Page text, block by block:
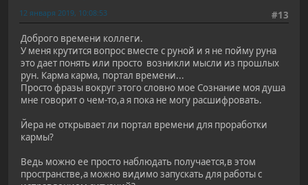
#13
12 января 2019, 10:08:53
Доброго времени коллеги.
У меня крутится вопрос вместе с руной и я не пойму руна
это дает понять или просто возникли мысли из прошлых
рун. Карма карма, портал времени...
Просто фразы вокруг этого словно мое Сознание моя душа
мне говорит о чем-то,а я пока не могу расшифровать.
Йера не открывает ли портал времени для проработки
кармы?
Ведь можно ее просто наблюдать получается,в этом
пространстве,а можно видимо запускать для работы с